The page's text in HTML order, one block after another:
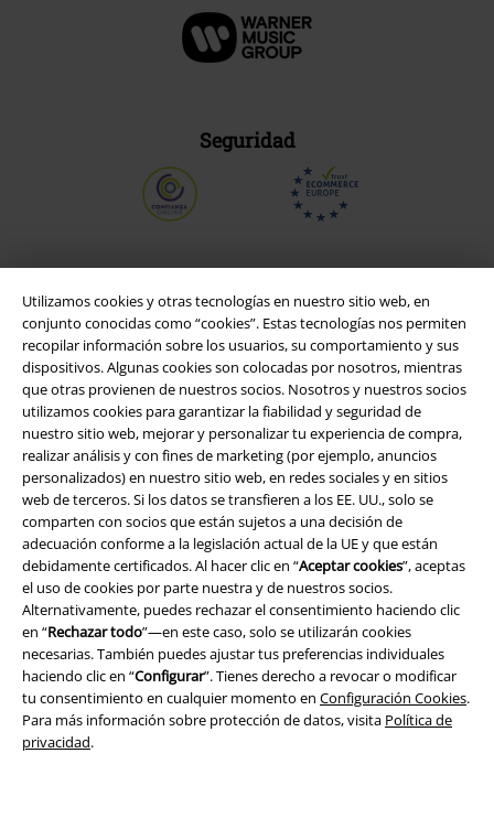
Utilizamos cookies y otras tecnologías en nuestro sitio web, en
conjunto conocidas como “cookies”. Estas tecnologías nos permiten
recopilar información sobre los usuarios, su comportamiento y sus
dispositivos. Algunas cookies son colocadas por nosotros, mientras
que otras provienen de nuestros socios. Nosotros y nuestros socios
utilizamos cookies para garantizar la fiabilidad y seguridad de
nuestro sitio web, mejorar y personalizar tu experiencia de compra,
realizar análisis y con fines de marketing (por ejemplo, anuncios
personalizados) en nuestro sitio web, en redes sociales y en sitios
web de terceros. Si los datos se transfieren a los EE. UU., solo se
comparten con socios que están sujetos a una decisión de
adecuación conforme a la legislación actual de la UE y que están
debidamente certificados. Al hacer clic en “Aceptar cookies”, aceptas
el uso de cookies por parte nuestra y de nuestros socios.
Alternativamente, puedes rechazar el consentimiento haciendo clic
en “Rechazar todo”—en este caso, solo se utilizarán cookies
necesarias. También puedes ajustar tus preferencias individuales
haciendo clic en “Configurar”. Tienes derecho a revocar o modificar
tu consentimiento en cualquier momento en Configuración Cookies.
Para más información sobre protección de datos, visita Política de
privacidad.
Seguridad
Legal
Términos y Condiciones
Aviso Legal
Ley protección de datos
Eliminación de residuos y protección del medioambiente
Declaración de Conformidad
Información sobre accesibilidad